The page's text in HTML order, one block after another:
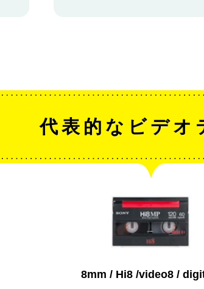
代表的なビデオ
8mm / Hi8 /video8 /